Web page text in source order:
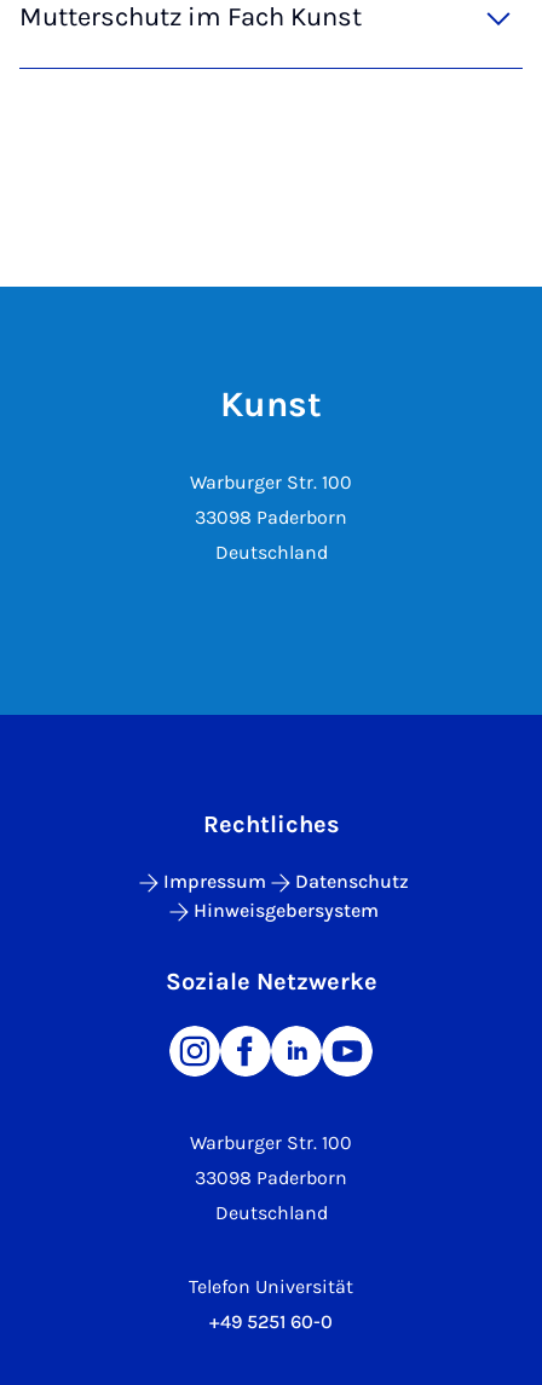
Mutterschutz im Fach Kunst
Kunst
Warburger Str. 100
33098 Paderborn
Deutschland
Warburger Str. 100
33098 Paderborn
Deutschland
Telefon Universität
+49 5251 60-0
Rechtliches
Impressum
Datenschutz
Hinweisgebersystem
Soziale Netzwerke